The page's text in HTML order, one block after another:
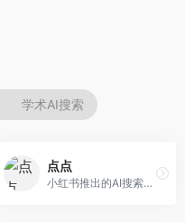
学术AI搜索
点点
小红书推出的AI搜索应用，专注于生活方式内容搜索。面向小红书用户，提供生活攻略、消费决策、内容推荐等服务，生活方式内容丰富。